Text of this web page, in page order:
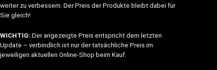
weiter zu verbessern. Der Preis der Produkte bleibt dabei für
Sie gleich!
WICHTIG: Der angezeigte Preis entspricht dem letzten
Update – verbindlich ist nur der tatsächliche Preis im
jeweiligen aktuellen Online-Shop beim Kauf.